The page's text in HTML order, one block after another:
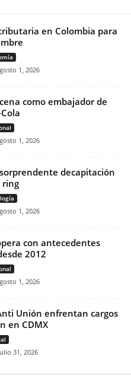
en Colombia para
1, 2026
como embajador de
1, 2026
decapitación
ring
1, 2026
con antecedentes
2012
1, 2026
Unión enfrentan cargos
en CDMX
31, 2026